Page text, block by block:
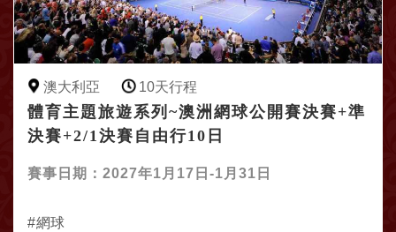
澳大利亞 10天行程
體育主題旅遊系列~澳洲網球公開賽決賽+準
決賽+2/1決賽自由行10日
賽事日期：2027年1月17日-1月31日
網球